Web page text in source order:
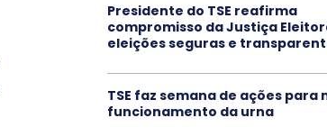
Presidente do TSE reafirma
compromisso da Justiça
eleições seguras e
TSE faz semana de ações para
funcionamento da urna